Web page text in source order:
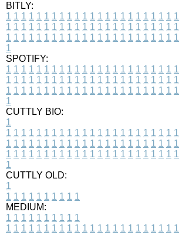
BITLY:
1 1 1 1 1 1 1 1 1 1 1 1 1 1 1 1 1 1 1 1 1 1 1
1 1 1 1 1 1 1 1 1 1 1 1 1 1 1 1 1 1 1 1 1 1 1
1 1 1 1 1 1 1 1 1 1 1 1 1 1 1 1 1 1 1 1 1 1 1
1
SPOTIFY:
1 1 1 1 1 1 1 1 1 1 1 1 1 1 1 1 1 1 1 1 1 1 1
1 1 1 1 1 1 1 1 1 1 1 1 1 1 1 1 1 1 1 1 1 1 1
1 1 1 1 1 1 1 1 1 1 1 1 1 1 1 1 1 1 1 1 1 1 1
1
CUTTLY BIO:
1
1 1 1 1 1 1 1 1 1 1 1 1 1 1 1 1 1 1 1 1 1 1 1
1 1 1 1 1 1 1 1 1 1 1 1 1 1 1 1 1 1 1 1 1 1 1
1 1 1 1 1 1 1 1 1 1 1 1 1 1 1 1 1 1 1 1 1 1 1
1
CUTTLY OLD:
1
1 1 1 1 1 1 1 1 1 1
MEDIUM:
1 1 1 1 1 1 1 1 1 1
1 1 1 1 1 1 1 1 1 1 1 1 1 1 1 1 1 1 1 1 1 1 1